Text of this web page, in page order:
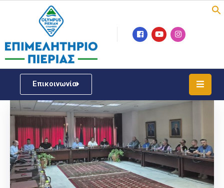
Επικοινωνία
Επιμελητήριο
Νέα
Υπηρεσίες
ΓΕΜΗ
Μητρώου
Επιχειρηματική
Υποστήριξη